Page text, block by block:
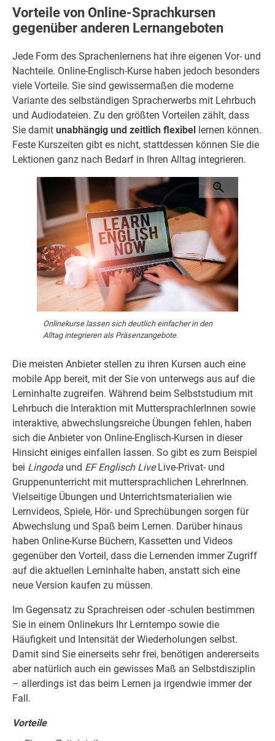
Vorteile von Online-Sprachkursen
gegenüber anderen Lernangeboten
Jede Form des Sprachenlernens hat ihre eigenen Vor- und
Nachteile. Online-Englisch-Kurse haben jedoch besonders
viele Vorteile. Sie sind gewissermaßen die moderne
Variante des selbständigen Spracherwerbs mit Lehrbuch
und Audiodateien. Zu den größten Vorteilen zählt, dass
Sie damit unabhängig und zeitlich flexibel lernen können.
Feste Kurszeiten gibt es nicht, stattdessen können Sie die
Lektionen ganz nach Bedarf in Ihren Alltag integrieren.
Onlinekurse lassen sich deutlich einfacher in den
Alltag integrieren als Präsenzangebote.
Die meisten Anbieter stellen zu ihren Kursen auch eine
mobile App bereit, mit der Sie von unterwegs aus auf die
Lerninhalte zugreifen. Während beim Selbststudium mit
Lehrbuch die Interaktion mit MuttersprachlerInnen sowie
interaktive, abwechslungsreiche Übungen fehlen, haben
sich die Anbieter von Online-Englisch-Kursen in dieser
Hinsicht einiges einfallen lassen. So gibt es zum Beispiel
bei Lingoda und EF Englisch LiveLive-Privat- und
Gruppenunterricht mit muttersprachlichen LehrerInnen.
Vielseitige Übungen und Unterrichtsmaterialien wie
Lernvideos, Spiele, Hör- und Sprechübungen sorgen für
Abwechslung und Spaß beim Lernen. Darüber hinaus
haben Online-Kurse Büchern, Kassetten und Videos
gegenüber den Vorteil, dass die Lernenden immer Zugriff
auf die aktuellen Lerninhalte haben, anstatt sich eine
neue Version kaufen zu müssen.
Im Gegensatz zu Sprachreisen oder -schulen bestimmen
Sie in einem Onlinekurs Ihr Lerntempo sowie die
Häufigkeit und Intensität der Wiederholungen selbst.
Damit sind Sie einerseits sehr frei, benötigen andererseits
aber natürlich auch ein gewisses Maß an Selbstdisziplin
– allerdings ist das beim Lernen ja irgendwie immer der
Fall.
Vorteile